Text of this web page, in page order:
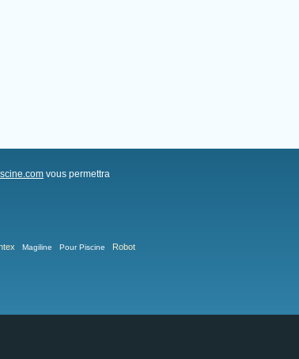
vous permettra
Magiline Pour Piscine
Robot